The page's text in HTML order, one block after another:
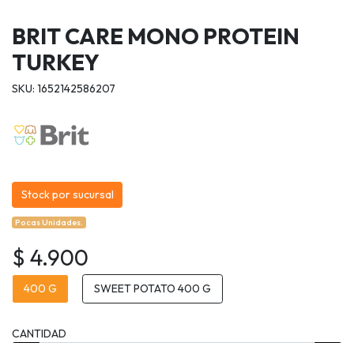
BRIT CARE MONO PROTEIN
TURKEY
SKU: 1652142586207
Stock por sucursal
Pocas Unidades.
$ 4.900
400 G SWEET POTATO 400 G
CANTIDAD